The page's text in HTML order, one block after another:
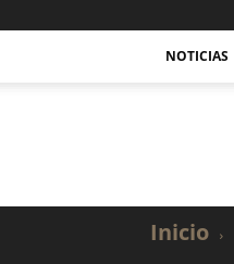
NOTICIAS
Inicio